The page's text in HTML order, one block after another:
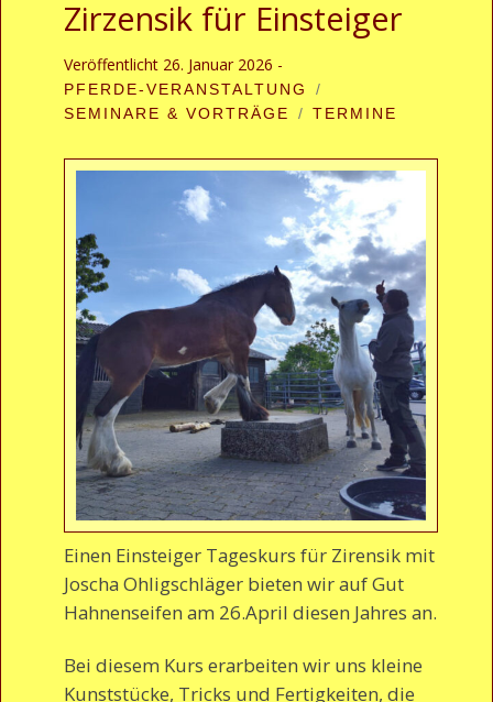
Zirzensik für Einsteiger
Veröffentlicht 26. Januar 2026 -
PFERDE-VERANSTALTUNG
SEMINARE & VORTRÄGE
TERMINE
Einen Einsteiger Tageskurs für Zirensik mit
Joscha Ohligschläger bieten wir auf Gut
Hahnenseifen am 26.April diesen Jahres an.
Bei diesem Kurs erarbeiten wir uns kleine
Kunststücke, Tricks und Fertigkeiten, die